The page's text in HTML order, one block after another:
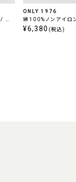
セ
ONLY 1976
綿100%ノンアイロ
レリック
¥6,380 (税込)